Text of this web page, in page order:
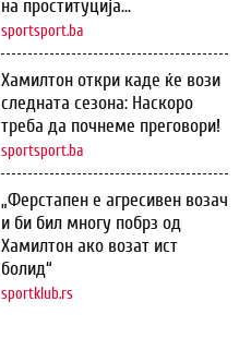
на проституција...
sportsport.ba
Хамилтон откри каде ќе вози
следната сезона: Наскоро
треба да почнеме преговори!
sportsport.ba
„Ферстапен е агресивен возач
и би бил многу побрз од
Хамилтон ако возат ист
болид“
sportklub.rs